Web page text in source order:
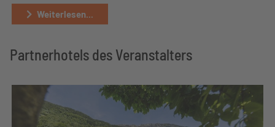
Weiterlesen...
Partnerhotels des Veranstalters